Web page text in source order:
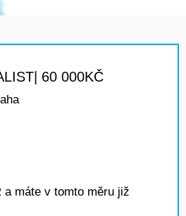
60 000KČ
a máte v tomto měru již